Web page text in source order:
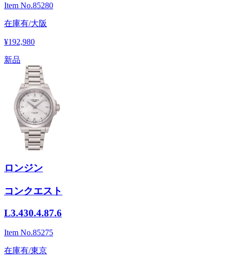
Item No.85280
在庫有/大阪
¥192,980
新品
ロンジン
コンクエスト
L3.430.4.87.6
Item No.85275
在庫有/東京